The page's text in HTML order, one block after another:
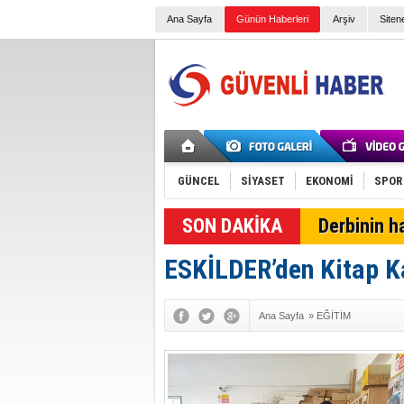
Ana Sayfa Günün Haberleri Arşiv
GÜNCEL SİYASET EKONOMİ SPOR
SON DAKİKA Derbinin
ESKİLDER’den Kitap
Ana Sayfa » EĞİTİM